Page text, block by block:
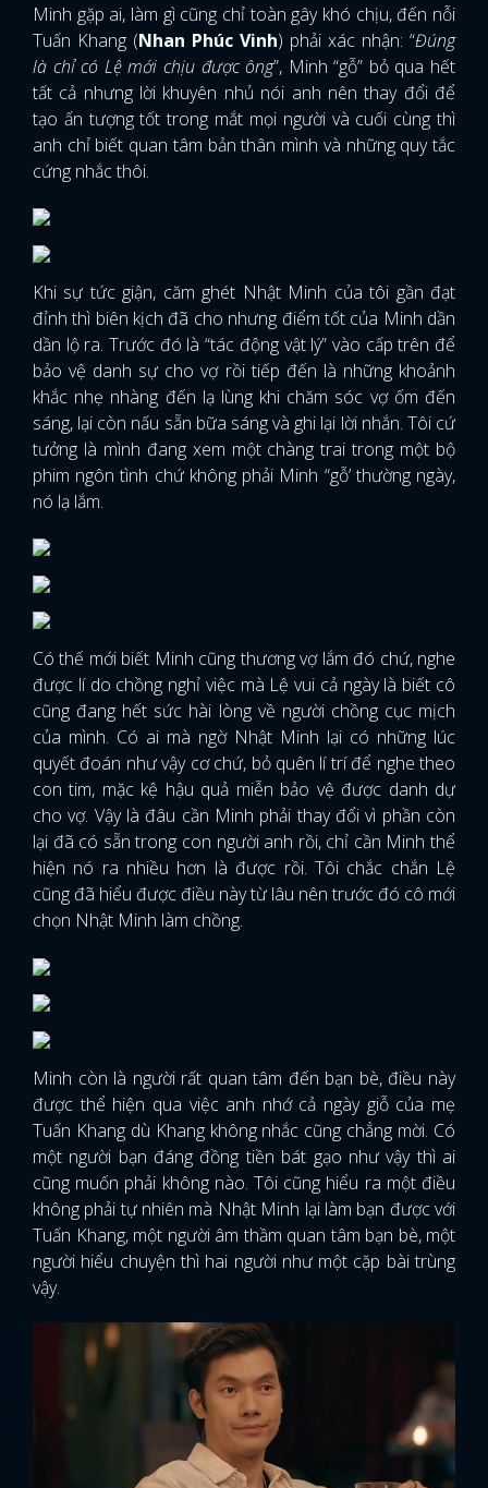
Minh gặp ai, làm gì cũng chỉ toàn gây khó chịu, đến nỗi
Tuấn Khang (Nhan Phúc Vinh) phải xác nhận: “Đúng
là chỉ có Lệ mới chịu được ông”, Minh “gỗ” bỏ qua hết
tất cả nhưng lời khuyên nhủ nói anh nên thay đổi để
tạo ấn tượng tốt trong mắt mọi người và cuối cùng thì
anh chỉ biết quan tâm bản thân mình và những quy tắc
cứng nhắc thôi.
Khi sự tức giận, căm ghét Nhật Minh của tôi gần đạt
đỉnh thì biên kịch đã cho nhưng điểm tốt của Minh dần
dần lộ ra. Trước đó là “tác động vật lý” vào cấp trên để
bảo vệ danh sự cho vợ rồi tiếp đến là những khoảnh
khắc nhẹ nhàng đến lạ lùng khi chăm sóc vợ ốm đến
sáng, lại còn nấu sẵn bữa sáng và ghi lại lời nhắn. Tôi cứ
tưởng là mình đang xem một chàng trai trong một bộ
phim ngôn tình chứ không phải Minh “gỗ’ thường ngày,
nó lạ lắm.
Có thế mới biết Minh cũng thương vợ lắm đó chứ, nghe
được lí do chồng nghỉ việc mà Lệ vui cả ngày là biết cô
cũng đang hết sức hài lòng về người chồng cục mịch
của mình. Có ai mà ngờ Nhật Minh lại có những lúc
quyết đoán như vậy cơ chứ, bỏ quên lí trí để nghe theo
con tim, mặc kệ hậu quả miễn bảo vệ được danh dự
cho vợ. Vậy là đâu cần Minh phải thay đổi vì phần còn
lại đã có sẵn trong con người anh rồi, chỉ cần Minh thể
hiện nó ra nhiều hơn là được rồi. Tôi chắc chắn Lệ
cũng đã hiểu được điều này từ lâu nên trước đó cô mới
chọn Nhật Minh làm chồng.
Minh còn là người rất quan tâm đến bạn bè, điều này
được thể hiện qua việc anh nhớ cả ngày giỗ của mẹ
Tuấn Khang dù Khang không nhắc cũng chẳng mời. Có
một người bạn đáng đồng tiền bát gạo như vậy thì ai
cũng muốn phải không nào. Tôi cũng hiểu ra một điều
không phải tự nhiên mà Nhật Minh lại làm bạn được với
Tuấn Khang, một người âm thầm quan tâm bạn bè, một
người hiểu chuyện thì hai người như một cặp bài trùng
vậy.